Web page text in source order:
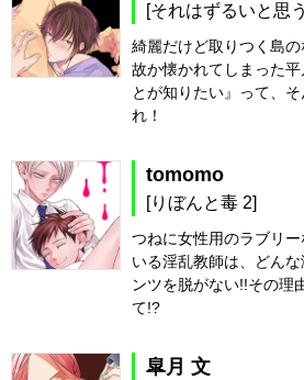
[それはずるいと思
綺麗だけど取りつく島
故か懐かれてしまった
とが知りたい』って、
れ！
tomomo
[りぼんと毒 2]
つねに女性用のラブリ
いる淫乱教師は、どん
ンツを脱がない!!その理
て!?
皐月 文